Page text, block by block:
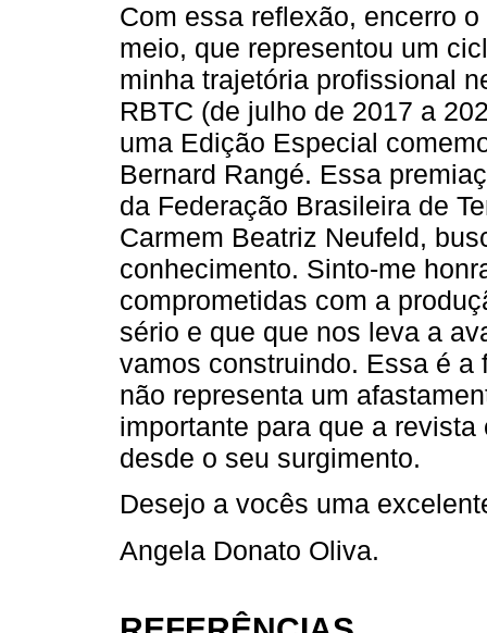
Com essa reflexão, encerro
meio, que representou um
minha trajetória profissional
RBTC (de julho de 2017 a
uma Edição Especial
Bernard Rangé. Essa
da Federação Brasileira de
Carmem Beatriz Neufeld,
conhecimento. Sinto-me
comprometidas com a
sério e que que nos leva a
vamos construindo. Essa é
não representa um
importante para que a
desde o seu surgimento.
Desejo a vocês uma
Angela Donato Oliva.